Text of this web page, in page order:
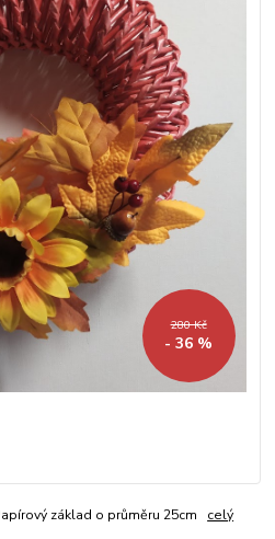
280 Kč
- 36 %
základ o průměru 25cm celý